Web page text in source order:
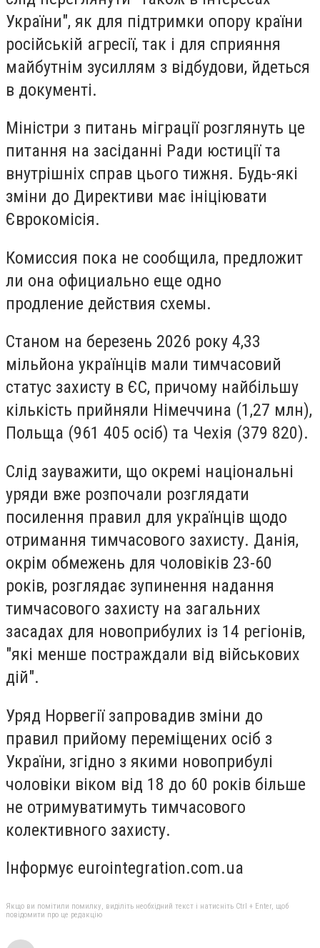
України", як для підтримки опору країни
російській агресії, так і для сприяння
майбутнім зусиллям з відбудови, йдеться
в документі.
Міністри з питань міграції розглянуть це
питання на засіданні Ради юстиції та
внутрішніх справ цього тижня. Будь-які
зміни до Директиви має ініціювати
Єврокомісія.
Комиссия пока не сообщила, предложит
ли она официально еще одно
продление действия схемы.
Станом на березень 2026 року 4,33
мільйона українців мали тимчасовий
статус захисту в ЄС, причому найбільшу
кількість прийняли Німеччина (1,27 млн),
Польща (961 405 осіб) та Чехія (379 820).
Слід зауважити, що окремі національні
уряди вже розпочали розглядати
посилення правил для українців щодо
отримання тимчасового захисту. Данія,
окрім обмежень для чоловіків 23-60
років, розглядає зупинення надання
тимчасового захисту на загальних
засадах для новоприбулих із 14 регіонів,
"які менше постраждали від військових
дій".
Уряд Норвегії запровадив зміни до
правил прийому переміщених осіб з
України, згідно з якими новоприбулі
чоловіки віком від 18 до 60 років більше
не отримуватимуть тимчасового
колективного захисту.
Інформує eurointegration.com.ua
Якщо ви помітили помилку, виділіть необхідний текст і натисніть Ctrl + Enter, щоб
повідомити про це редакцію